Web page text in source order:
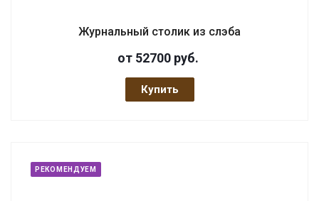
Журнальный столик из слэба
от 52700 руб.
Купить
РЕКОМЕНДУЕМ